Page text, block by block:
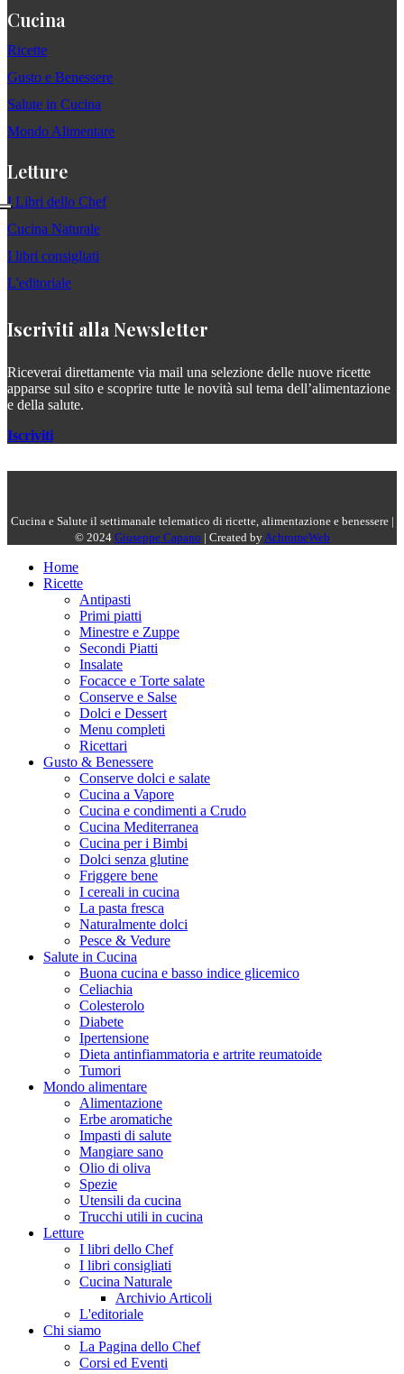
Cucina
Ricette
Gusto e Benessere
Salute in Cucina
Mondo Alimentare
Letture
I Libri dello Chef
Cucina Naturale
I libri consigliati
L'editoriale
Iscriviti alla Newsletter
Riceverai direttamente via mail una selezione delle nuove ricette
apparse sul sito e scoprire tutte le novità sul tema dell’alimentazione
e della salute.
Iscriviti
Cucina e Salute il settimanale telematico di ricette, alimentazione e benessere |
© 2024 Giuseppe Capano | Created byAchromeWeb
Home
Ricette
Antipasti
Primi piatti
Minestre e Zuppe
Secondi Piatti
Insalate
Focacce e Torte salate
Conserve e Salse
Dolci e Dessert
Menu completi
Ricettari
Gusto & Benessere
Conserve dolci e salate
Cucina a Vapore
Cucina e condimenti a Crudo
Cucina Mediterranea
Cucina per i Bimbi
Dolci senza glutine
Friggere bene
I cereali in cucina
La pasta fresca
Naturalmente dolci
Pesce & Vedure
Salute in Cucina
Buona cucina e basso indice glicemico
Celiachia
Colesterolo
Diabete
Ipertensione
Dieta antinfiammatoria e artrite reumatoide
Tumori
Mondo alimentare
Alimentazione
Erbe aromatiche
Impasti di salute
Mangiare sano
Olio di oliva
Spezie
Utensili da cucina
Trucchi utili in cucina
Letture
I libri dello Chef
I libri consigliati
Cucina Naturale
Archivio Articoli
L'editoriale
Chi siamo
La Pagina dello Chef
Corsi ed Eventi